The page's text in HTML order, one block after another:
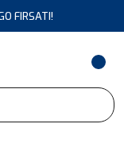
FIRSATI!